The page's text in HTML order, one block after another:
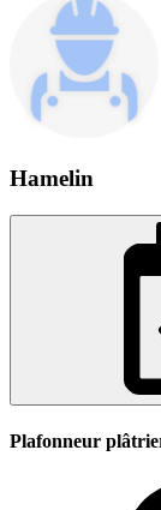
Hamelin
Plafonneur